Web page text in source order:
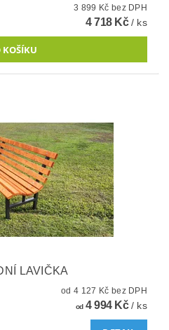
3 899 Kč bez DPH
4 718 Kč/ ks
LAVIČKA
od 4 127 Kč bez DPH
od4 994 Kč/ ks